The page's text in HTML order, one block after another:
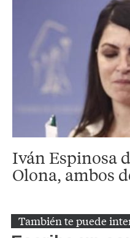
Iván Espinosa
Olona, ambos
También te puede